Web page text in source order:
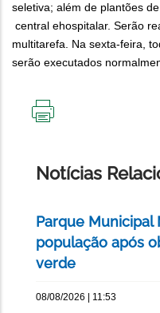
seletiva; além de plantões
central​ e​hospitalar​. Serão
multitarefa. Na sexta-feira,
serão executados
Notícias
Parque
população após
verde
08/08/2026 | 11:53